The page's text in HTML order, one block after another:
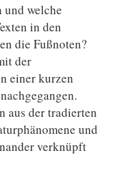
und welche
in den
die Fußnoten?
der
einer kurzen
aus der tradierten
und
verknüpft